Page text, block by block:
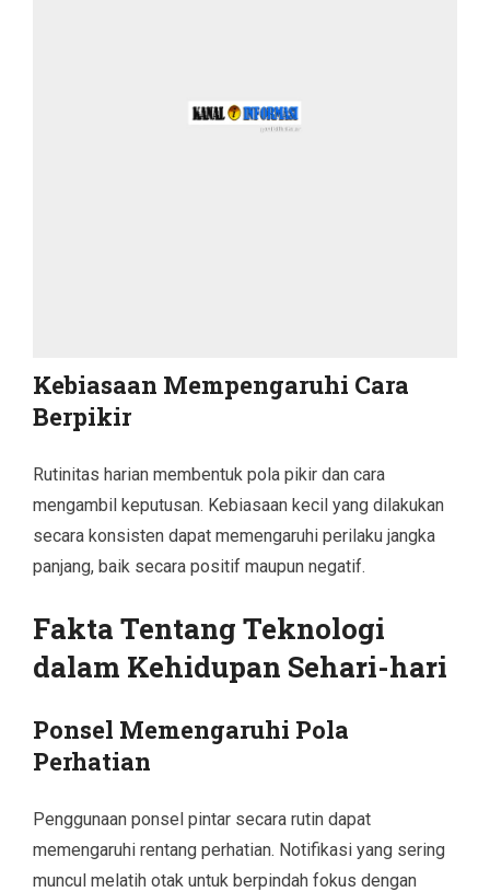
Kebiasaan Mempengaruhi Cara
Berpikir
Rutinitas harian membentuk pola pikir dan cara
mengambil keputusan. Kebiasaan kecil yang dilakukan
secara konsisten dapat memengaruhi perilaku jangka
panjang, baik secara positif maupun negatif.
Fakta Tentang Teknologi
dalam Kehidupan Sehari-hari
Ponsel Memengaruhi Pola
Perhatian
Penggunaan ponsel pintar secara rutin dapat
memengaruhi rentang perhatian. Notifikasi yang sering
muncul melatih otak untuk berpindah fokus dengan